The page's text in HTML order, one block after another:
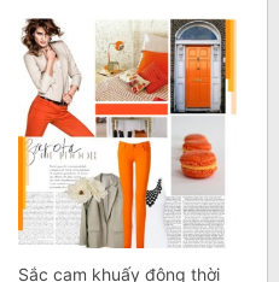
Sắc cam khuấy động thời